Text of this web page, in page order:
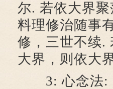
尔. 若依大界
料理修治随事
修，三世不续.
大界，则依大
3: 心念法: